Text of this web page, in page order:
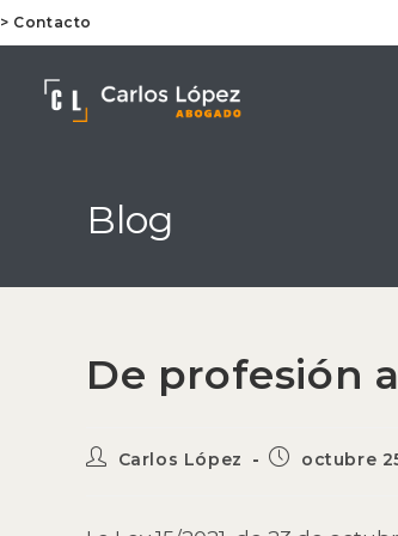
Ir
al
> Contacto
Blog
De profesión
AutorCarlos López
Publicación
octubre